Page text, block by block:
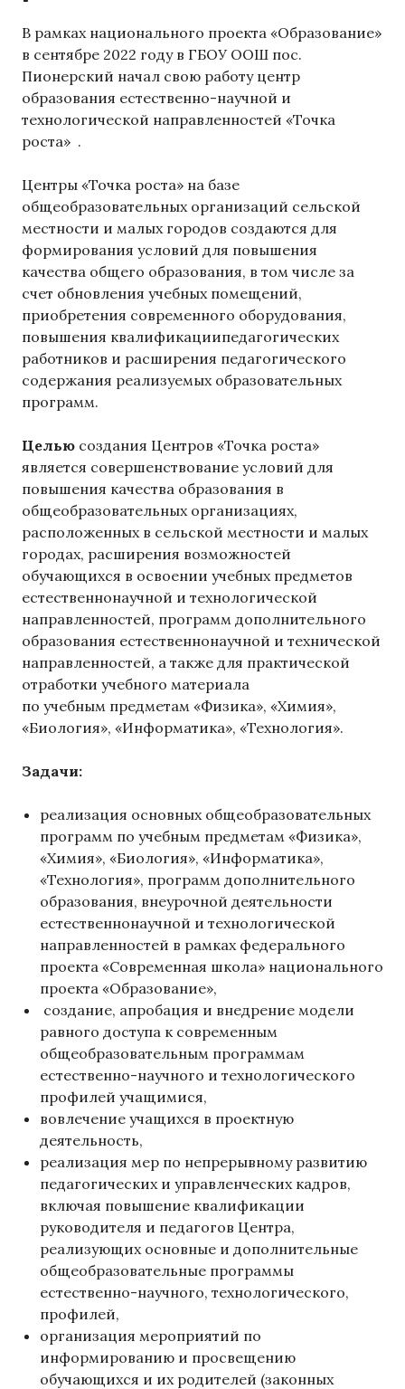
В рамках национального проекта «Образование»
в сентябре 2022 году в ГБОУ ООШ пос.
Пионерский начал свою работу центр
образования естественно-научной и
технологической направленностей «Точка
роста» .
Центры «Точка роста» на базе
общеобразовательных организаций сельской
местности и малых городов создаются для
формирования условий для повышения
качества общего образования, в том числе за
счет обновления учебных помещений,
приобретения современного оборудования,
повышения квалификациипедагогических
работников и расширения педагогического
содержания реализуемых образовательных
программ.
Целью создания Центров «Точка роста»
является совершенствование условий для
повышения качества образования в
общеобразовательных организациях,
расположенных в сельской местности и малых
городах, расширения возможностей
обучающихся в освоении учебных предметов
естественнонаучной и технологической
направленностей, программ дополнительного
образования естественнонаучной и технической
направленностей, а также для практической
отработки учебного материала
по учебным предметам «Физика», «Химия»,
«Биология», «Информатика», «Технология».
Задачи:
реализация основных общеобразовательных
программ по учебным предметам «Физика»,
«Химия», «Биология», «Информатика»,
«Технология», программ дополнительного
образования, внеурочной деятельности
естественнонаучной и технологической
направленностей в рамках федерального
проекта «Современная школа» национального
проекта «Образование»,
создание, апробация и внедрение модели
равного доступа к современным
общеобразовательным программам
естественно-научного и технологического
профилей учащимися,
вовлечение учащихся в проектную
деятельность,
реализация мер по непрерывному развитию
педагогических и управленческих кадров,
включая повышение квалификации
руководителя и педагогов Центра,
реализующих основные и дополнительные
общеобразовательные программы
естественно-научного, технологического,
профилей,
организация мероприятий по
информированию и просвещению
обучающихся и их родителей (законных